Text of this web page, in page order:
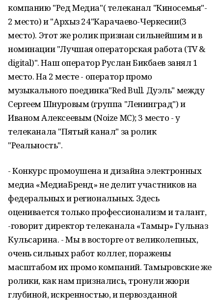
компанию "Ред Медиа"( телеканал "Киносемья"-
2 место) и "Архыз 24"Карачаево-Черкесии(3
место). Этот же ролик признан сильнейшим и в
номинации "Лучшая операторская работа (TV &
digital)". Наш оператор Руслан Бикбаев занял 1
место. На 2 месте - оператор промо
музыкального поединка"Red Bull. Дуэль" между
Сергеем Шнуровым (группа "Ленинград") и
Иваном Алексеевым (Noize MC); 3 место - у
телеканала "Пятый канал" за ролик
"Реальность".
- Конкурс промоушена и дизайна электронных
медиа «МедиаБренд» не делит участников на
федеральных и региональных. Здесь
оценивается только профессионализм и талант,
-говорит директор телеканала «Тамыр» Гульназ
Кульсарина. - Мы в восторге от великолепных,
очень сильных работ коллег, поражены
масштабом их промо компаний. Тамыровские же
ролики, как нам признались, тронули жюри
глубиной, искренностью, и первозданной